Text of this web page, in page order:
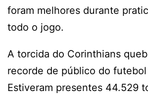
foram melhores durante
todo o jogo.
A torcida do Corinthians
recorde de público do
Estiveram presentes 44.529